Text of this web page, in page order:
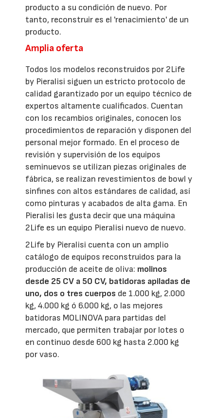
producto a su condición de nuevo. Por
tanto, reconstruir es el 'renacimiento' de un
producto.
Amplia oferta
Todos los modelos reconstruidos por 2Life
by Pieralisi siguen un estricto protocolo de
calidad garantizado por un equipo técnico de
expertos altamente cualificados. Cuentan
con los recambios originales, conocen los
procedimientos de reparación y disponen del
personal mejor formado. En el proceso de
revisión y supervisión de los equipos
seminuevos se utilizan piezas originales de
fábrica, se realizan revestimientos de bowl y
sinfines con altos estándares de calidad, así
como pinturas y acabados de alta gama. En
Pieralisi les gusta decir que una máquina
2Life es un equipo Pieralisi nuevo de nuevo.
2Life by Pieralisi cuenta con un amplio
catálogo de equipos reconstruidos para la
producción de aceite de oliva: molinos
desde 25 CV a 50 CV, batidoras apiladas de
uno, dos o tres cuerpos de 1.000 kg, 2.000
kg, 4.000 kg ó 6.000 kg, o las mejores
batidoras MOLINOVA para partidas del
mercado, que permiten trabajar por lotes o
en continuo desde 600 kg hasta 2.000 kg
por vaso.